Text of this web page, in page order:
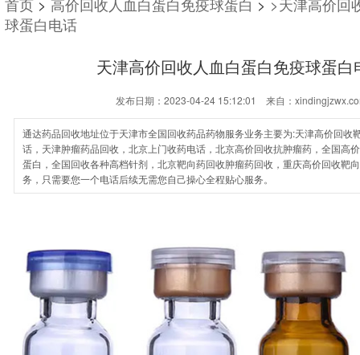
球蛋白电话
天津高价回收人血白蛋白免疫球蛋白
发布日期：2023-04-24 15:12:01 来自：
通达药品回收地址位于天津市全国回收药品药物服务业务主要为:天津高价回收
话，天津肿瘤药品回收，北京上门收药电话，北京高价回收抗肿瘤药，全国高
蛋白，全国回收各种高档针剂，北京靶向药回收肿瘤药回收，重庆高价回收靶
务，只需要您一个电话后续无需您自己操心全程贴心服务。